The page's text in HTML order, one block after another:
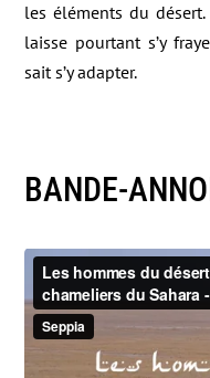
les éléments du
laisse pourtant s’y
sait s’y adapter.
BANDE-